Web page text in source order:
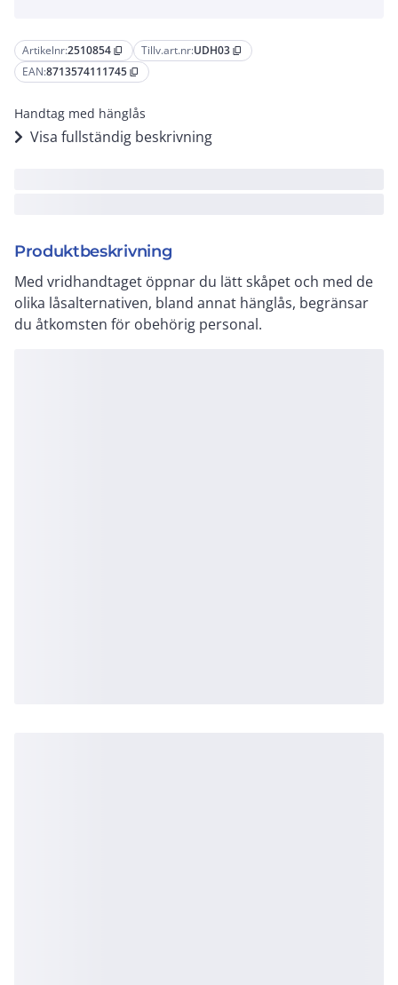
Artikelnr:2510854 content_copy Tillv.art.nr:UDH03 content_copy
EAN:8713574111745 content_copy
Handtag med hänglås
Visa fullständig beskrivning
Produktbeskrivning
Med vridhandtaget öppnar du lätt skåpet och med de
olika låsalternativen, bland annat hänglås, begränsar
du åtkomsten för obehörig personal.